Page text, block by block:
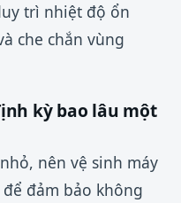
trì nhiệt độ ổn
che chắn vùng
kỳ bao lâu một
nên vệ sinh máy
đảm bảo không